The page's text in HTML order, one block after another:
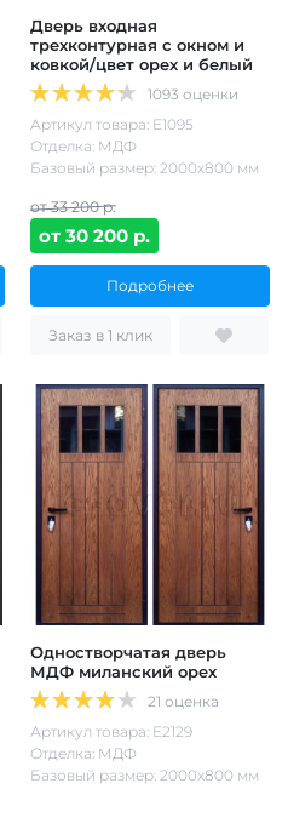
Дверь входная
трехконтурная с окном и
ковкой/цвет орех и белый
1093 оценки
Артикул товара: Е1095
Отделка: МДФ
Базовый размер: 2000х800 мм
от 33 200 р.
от 30 200 р.
Подробнее
Заказ в 1 клик
Одностворчатая дверь
МДФ миланский орех
21 оценка
Артикул товара: Е2129
Отделка: МДФ
Базовый размер: 2000х800 мм